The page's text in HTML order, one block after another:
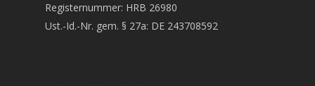
Registernummer: HRB 26980
Ust.-Id.-Nr. gem. § 27a: DE 243708592